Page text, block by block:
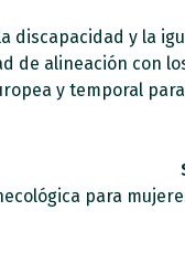
discapacidad y la
de alineación con
y temporal
para